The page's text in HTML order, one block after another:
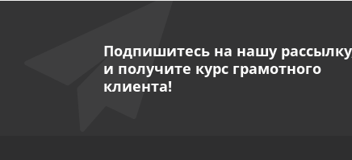
Подпишитесь на нашу
и получите курс грамотного
клиента!